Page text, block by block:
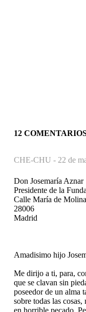
12
CHE-CHU - 22 de
Don Josemaría Aznar
Presidente de la
Calle María de
28006
Madrid
Amadisimo hijo
Me dirijo a ti, para,
que se clavan sin
poseedor de un alma
sobre todas las
en horrible pecado.